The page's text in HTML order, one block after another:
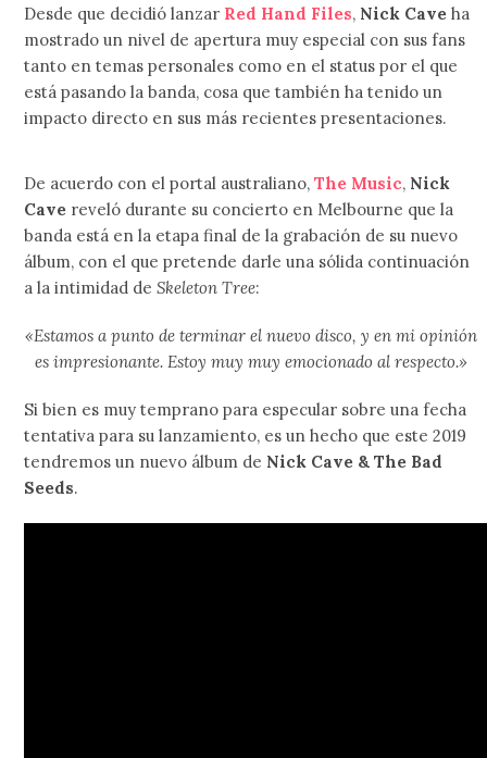
Desde que decidió lanzar Red Hand Files, Nick Caveha
mostrado un nivel de apertura muy especial con sus fans
tanto en temas personales como en el status por el que
está pasando la banda, cosa que también ha tenido un
impacto directo en sus más recientes presentaciones.
De acuerdo con el portal australiano,The Music, Nick
Cave reveló durante su concierto en Melbourne que la
banda está en la etapa final de la grabación de su nuevo
álbum, con el que pretende darle una sólida continuación
a la intimidad deSkeleton Tree:
«Estamos a punto de terminar el nuevo disco, y en mi opinión
es impresionante. Estoy muy muy emocionado al respecto.»
Si bien es muy temprano para especular sobre una fecha
tentativa para su lanzamiento, es un hecho que este 2019
tendremos un nuevo álbum de Nick Cave & The Bad
Seeds.